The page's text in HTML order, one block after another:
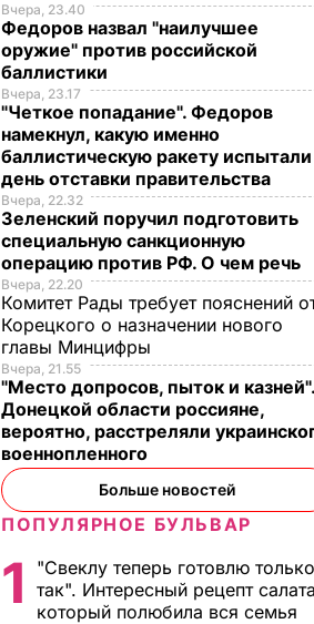
Вчера, 23.40
Федоров назвал "наилучшее
оружие" против российской
баллистики
Вчера, 23.17
"Четкое попадание". Федоров
намекнул, какую именно
баллистическую ракету испытали
день отставки правительства
Вчера, 22.32
Зеленский поручил подготовить
специальную санкционную
операцию против РФ. О чем речь
Вчера, 22.20
Комитет Рады требует пояснений
Корецкого о назначении нового
главы Минцифры
Вчера, 21.55
"Место допросов, пыток и
Донецкой области россияне,
вероятно, расстреляли
военнопленного
Больше новостей
ПОПУЛЯРНОЕ БУЛЬВАР
1
"Свеклу теперь готовлю только
так". Интересный рецепт
который полюбила вся семья